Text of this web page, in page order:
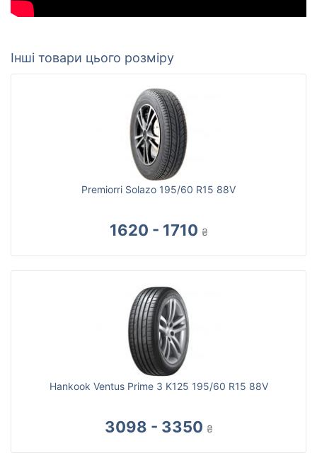
Інші товари цього розміру
Premiorri Solazo 195/60 R15 88V
1620 - 1710 ₴
Hankook Ventus Prime 3 K125 195/60 R15 88V
3098 - 3350 ₴